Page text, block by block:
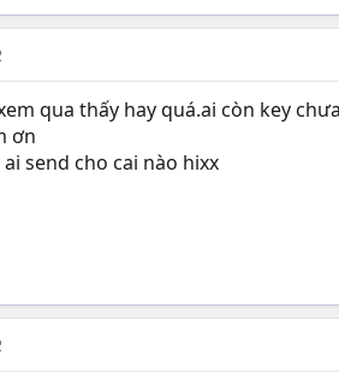
qua thấy hay quá.ai còn key
ơn
send cho cai nào hixx